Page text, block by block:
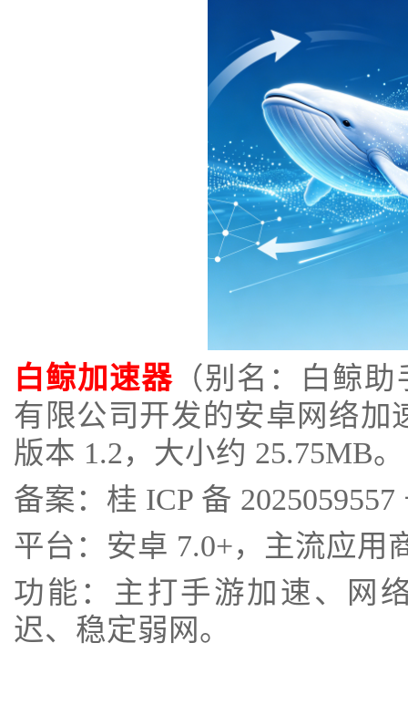
白鲸加速器 （别名：白鲸
有限公司开发的安卓网络加
版本 1.2，大小约 25.75MB。
备案：桂 ICP 备 2025059557
平台：安卓 7.0+，主流应用
功能：主打手游加速、网
迟、稳定弱网。